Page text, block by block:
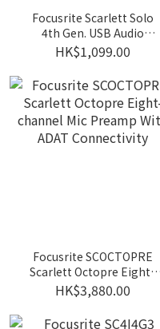
Focusrite Scarlett Solo
4th Gen. USB Audio
Interface
HK$1,099.00
Focusrite SCOCTOPRE
Scarlett Octopre Eight-
channel Mic Preamp With
ADAT Connectivity
HK$3,880.00